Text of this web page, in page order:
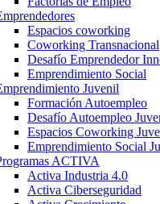
Espacios coworking
Coworking Transnacional
Desafío Emprendedor
Emprendimiento Social
Juvenil
Formación Autoempleo
Desafío Autoempleo
Espacios Coworking
Emprendimiento Social
ACTIVA
Activa Industria 4.0
Activa Ciberseguridad